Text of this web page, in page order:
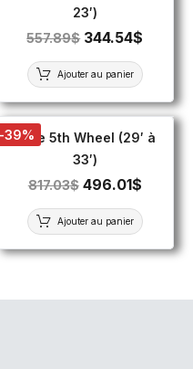
23′)
557.89$ 344.54$
Ajouter au panier
-39%
Toile 5th Wheel (29′ à
33′)
817.03$ 496.01$
Ajouter au panier